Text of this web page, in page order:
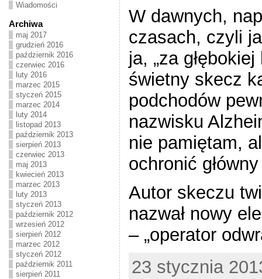
Wiadomości
Archiwa
maj 2017
grudzień 2016
październik 2016
czerwiec 2016
luty 2016
marzec 2015
styczeń 2015
marzec 2014
luty 2014
listopad 2013
październik 2013
sierpień 2013
czerwiec 2013
maj 2013
kwiecień 2013
marzec 2013
luty 2013
styczeń 2013
październik 2012
wrzesień 2012
sierpień 2012
marzec 2012
styczeń 2012
październik 2011
sierpień 2011
W dawnych,
czasach, czyli
ja, „za
świetny skecz
podchodów
nazwisku
nie pamiętam,
ochronić
Autor skeczu
nazwał nowy
– „operator
23 stycznia